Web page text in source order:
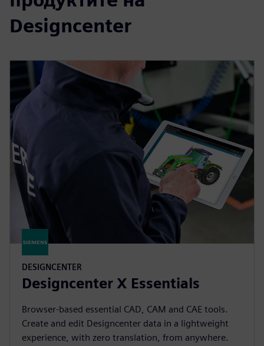
Designcenter
DESIGNCENTER
Designcenter X Essentials
Browser-based essential CAD, CAM and CAE tools.
Create and edit Designcenter data in a lightweight
experience, with zero translation, from anywhere.